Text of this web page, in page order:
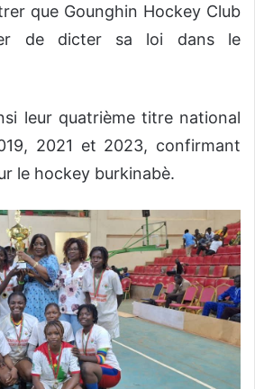
que Gounghin Hockey Club
de dicter sa loi dans le
leur quatrième titre national
2021 et 2023, confirmant
le hockey burkinabè.